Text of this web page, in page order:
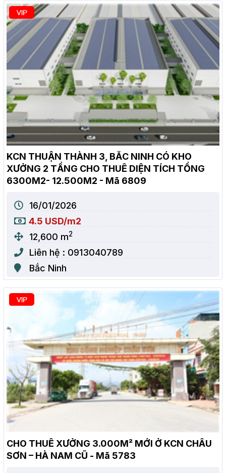
KCN THUẬN THÀNH 3, BẮC NINH CÓ KHO
XƯỞNG 2 TẦNG CHO THUÊ DIỆN TÍCH TỔNG
6300M2- 12.500M2 - Mã 6809
16/01/2026
4.5 USD/m2
12,600 m2
Liên hệ : 0913040789
Bắc Ninh
CHO THUÊ XƯỞNG 3.000M² MỚI Ở KCN CHÂU
SƠN – HÀ NAM CŨ - Mã 5783